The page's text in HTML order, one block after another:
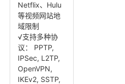
Netflix、Hulu
等视频网站地
域限制
√支持多种协
议： PPTP,
IPSec, L2TP,
OpenVPN,
IKEv2, SSTP,